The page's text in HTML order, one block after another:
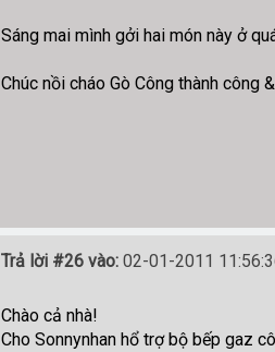
Sáng mai mình gởi hai món này ở
Chúc nồi cháo Gò Công thành công
Trả lời #26 vào:02-01-2011
Chào cả nhà!
Cho Sonnynhan hổ trợ bộ bếp gaz